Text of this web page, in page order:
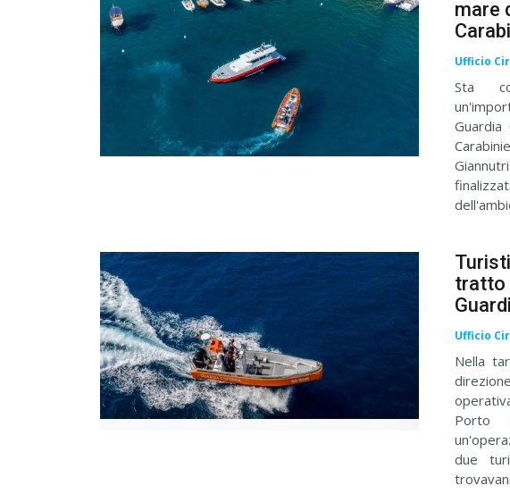
mare
Ufficio
Sta
tratto
Ufficio
Nella
Porto
due